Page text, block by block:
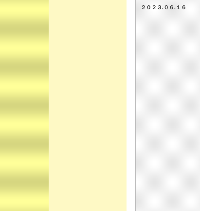
２０２３.０６.１６